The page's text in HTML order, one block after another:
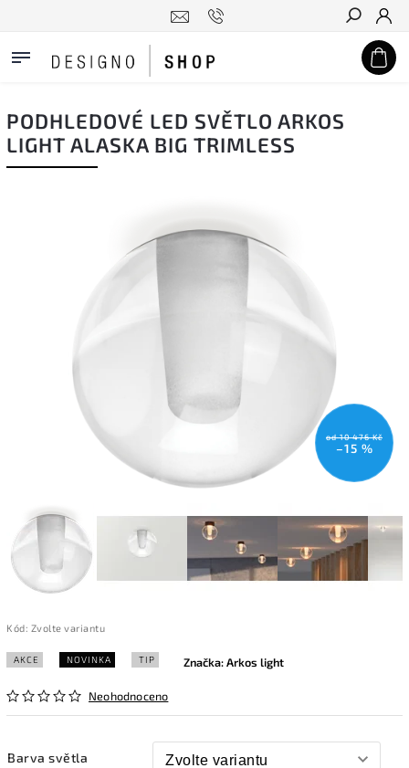
Hledat
PODHLEDOVÉ LED SVĚTLO ARKOS
LIGHT ALASKA BIG TRIMLESS
od 10 476 Kč
–15 %
Kód: Zvolte variantu
AKCE NOVINKA TIP
Neohodnoceno
Značka:Arkos light
Barva světla